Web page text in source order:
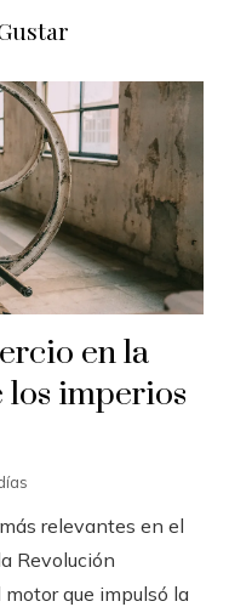
en la
imperios
relevantes en el
Revolución
que impulsó la